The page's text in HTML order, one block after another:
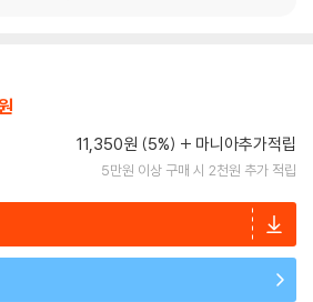
11,350원 (5%) 마니아추가적립
5만원 이상 구매 시 2천원 추가 적립